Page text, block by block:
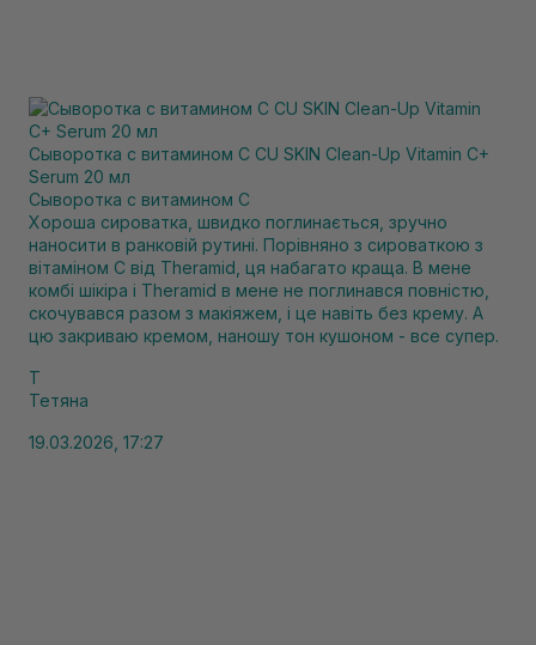
Сыворотка с витамином С CU SKIN Clean-Up Vitamin C+
Serum 20 мл
Сыворотка с витамином С
Хороша сироватка, швидко поглинається, зручно
наносити в ранковій рутині. Порівняно з сироваткою з
вітаміном С від Theramid, ця набагато краща. В мене
комбі шікіра і Theramid в мене не поглинався повністю,
скочувався разом з макіяжем, і це навіть без крему. А
цю закриваю кремом, наношу тон кушоном - все супер.
Т
Тетяна
19.03.2026, 17:27